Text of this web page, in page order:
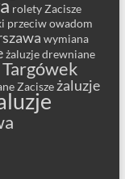
rolety Zacisze
przeciw owadom
wymiana
żaluzje drewniane
Zacisze żaluzje